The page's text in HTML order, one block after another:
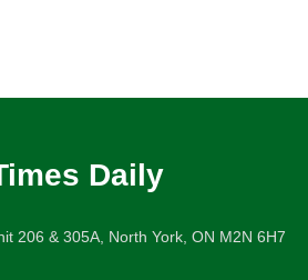
Daily
206 & 305A, North York, ON M2N 6H7